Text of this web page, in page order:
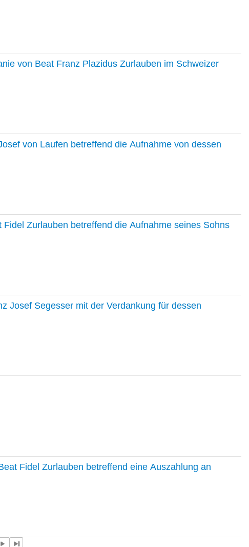
von Beat Franz Plazidus Zurlauben im Schweizer
von Laufen betreffend die Aufnahme von dessen
Zurlauben betreffend die Aufnahme seines Sohns
Josef Segesser mit der Verdankung für dessen
Fidel Zurlauben betreffend eine Auszahlung an